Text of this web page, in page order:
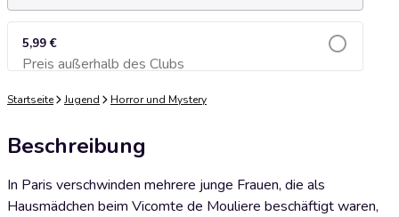
5,99 €
Preis außerhalb des ClubsZum Warenkorb hinzufügen
Startseite Jugend Horror und Mystery
Beschreibung
In Paris verschwinden mehrere junge Frauen, die als
Hausmädchen beim Vicomte de Mouliere beschäftigt waren,